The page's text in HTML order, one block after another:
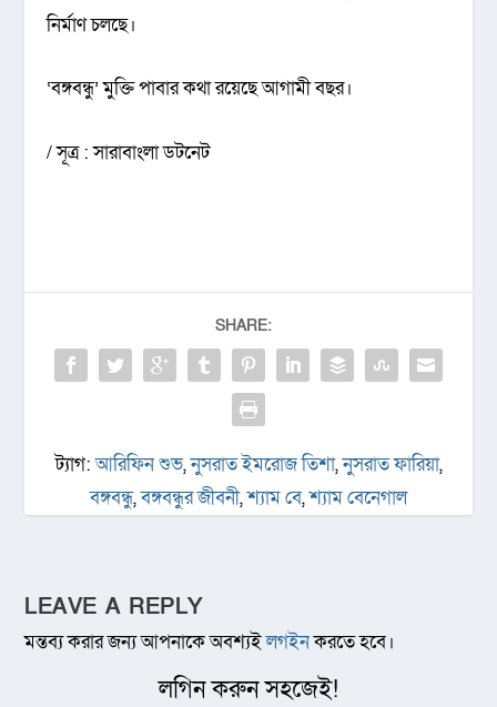
নির্মাণ চলছে।
‘বঙ্গবন্ধু’ মুক্তি পাবার কথা রয়েছে আগামী বছর।
/ সূত্র : সারাবাংলা ডটনেট
SHARE:
ট্যাগ:আরিফিন শুভ,নুসরাত ইমরোজ তিশা,নুসরাত ফারিয়া,
বঙ্গবন্ধু,বঙ্গবন্ধুর জীবনী,শ্যাম বে,শ্যাম বেনেগাল
LEAVE A REPLY
মন্তব্য করার জন্য আপনাকে অবশ্যইলগইনকরতে হবে।
লগিন করুন সহজেই!